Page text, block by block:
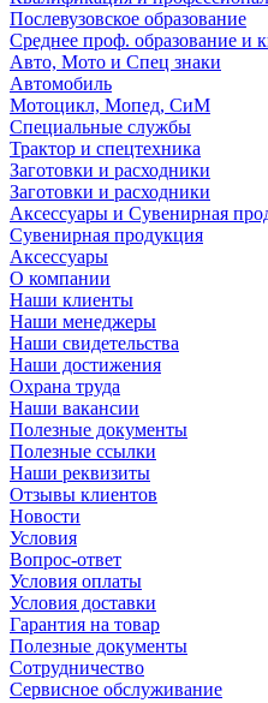
Послевузовское образование
Среднее проф. образование и
Авто, Мото и Спец знаки
Автомобиль
Мотоцикл, Мопед, СиМ
Специальные службы
Трактор и спецтехника
Заготовки и расходники
Заготовки и расходники
Аксессуары и Сувенирная
Сувенирная продукция
Аксессуары
О компании
Наши клиенты
Наши менеджеры
Наши свидетельства
Наши достижения
Охрана труда
Наши вакансии
Полезные документы
Полезные ссылки
Наши реквизиты
Отзывы клиентов
Новости
Условия
Вопрос-ответ
Условия оплаты
Условия доставки
Гарантия на товар
Полезные документы
Сотрудничество
Сервисное обслуживание